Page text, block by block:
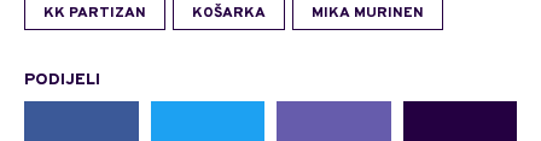
KK PARTIZAN KOŠARKA MIKA MURINEN
PODIJELI